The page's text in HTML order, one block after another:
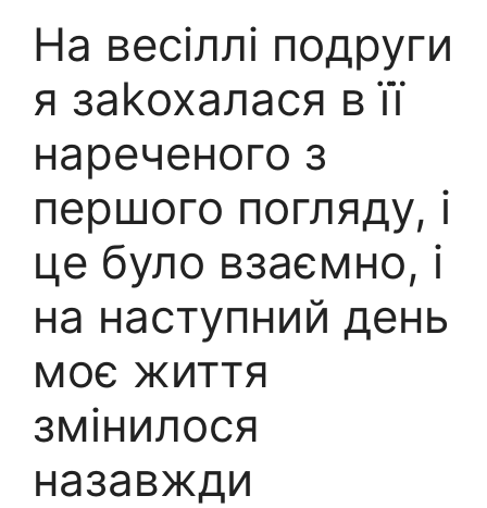
На весіллі подруги
я заkохалася в її
нареченого з
першого погляду, і
це було взаємно, і
на наступний день
моє життя
змінилося
назавжди